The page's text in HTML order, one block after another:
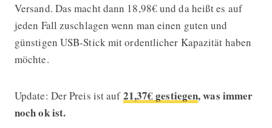
Versand. Das macht dann 18,98€ und da heißt es auf
jeden Fall zuschlagen wenn man einen guten und
günstigen USB-Stick mit ordentlicher Kapazität haben
möchte.
Update: Der Preis ist auf21,37€ gestiegen, was immer
noch ok ist.